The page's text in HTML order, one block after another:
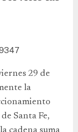
29 de
la
Santa Fe,